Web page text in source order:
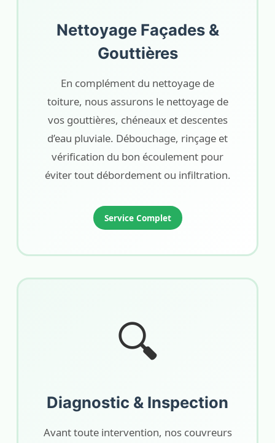
Nettoyage Façades &
Gouttières
En complément du nettoyage de
toiture, nous assurons le nettoyage de
vos gouttières, chéneaux et descentes
d’eau pluviale. Débouchage, rinçage et
vérification du bon écoulement pour
éviter tout débordement ou infiltration.
Service Complet
🔍
Diagnostic & Inspection
Avant toute intervention, nos couvreurs